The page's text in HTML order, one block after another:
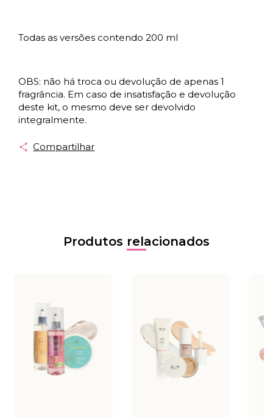
Todas as versões contendo 200 ml
OBS: não há troca ou devolução de apenas 1
fragrância. Em caso de insatisfação e devolução
deste kit, o mesmo deve ser devolvido
integralmente.
Compartilhar
Produtos relacionados